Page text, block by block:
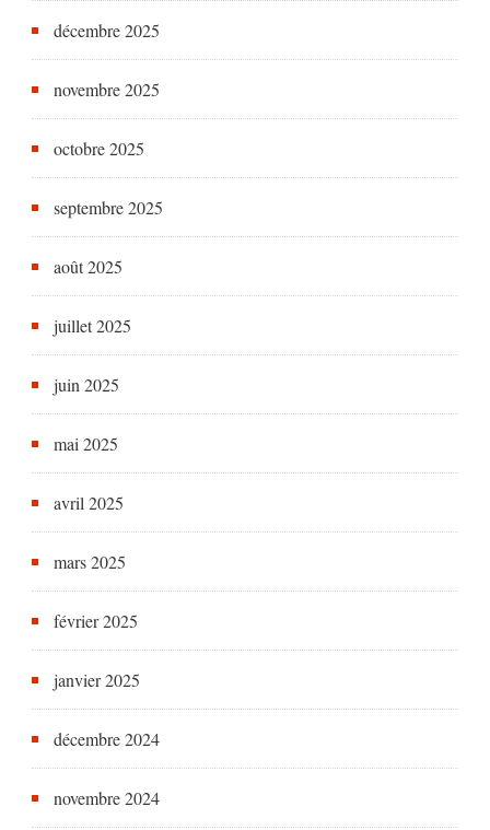
décembre 2025
novembre 2025
octobre 2025
septembre 2025
août 2025
juillet 2025
juin 2025
mai 2025
avril 2025
mars 2025
février 2025
janvier 2025
décembre 2024
novembre 2024